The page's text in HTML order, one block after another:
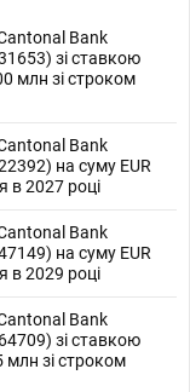
Bank
зі ставкою
млн зі строком
Bank
на суму EUR
в 2027 році
Bank
на суму EUR
в 2029 році
Bank
зі ставкою
млн зі строком